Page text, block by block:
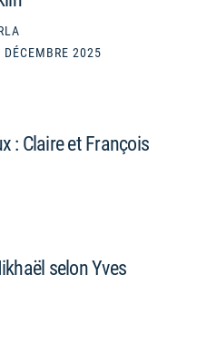
DÉCEMBRE 2025
: Claire et François
selon Yves